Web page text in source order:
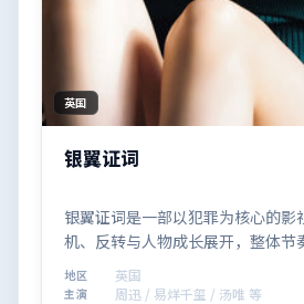
英国
银翼证词
银翼证词是一部以犯罪为核心的影
机、反转与人物成长展开，整体节
观看。
地区 英国
主演
周迅 / 易烊千玺 / 汤唯 等